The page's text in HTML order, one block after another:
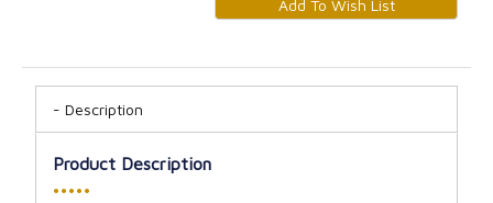
Description
Product Description
•••••